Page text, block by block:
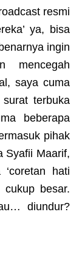
resmi
ya, bisa
ingin
mencegah
saya cuma
terbuka
beberapa
pihak
Syafii Maarif,
hati
besar.
diundur?